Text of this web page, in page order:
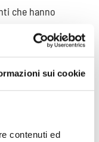
sui cookie
contenuti ed
che hanno
che può
dellaterapia
limitare il rischio di
risultano guariti,
ricadute.